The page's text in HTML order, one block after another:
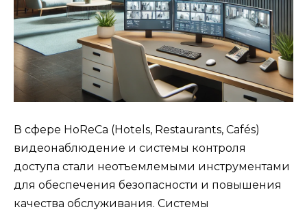
В сфере HoReCa (Hotels, Restaurants, Cafés)
видеонаблюдение и системы контроля
доступа стали неотъемлемыми инструментами
для обеспечения безопасности и повышения
качества обслуживания. Системы